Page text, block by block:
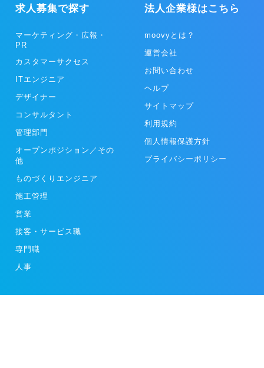
求人募集で探す
マーケティング・広報・
PR
カスタマーサクセス
ITエンジニア
デザイナー
コンサルタント
管理部門
オープンポジション／その
他
ものづくりエンジニア
施工管理
営業
接客・サービス職
専門職
人事
法人企業様はこちら
moovyとは？
運営会社
お問い合わせ
ヘルプ
サイトマップ
利用規約
個人情報保護方針
プライバシーポリシー